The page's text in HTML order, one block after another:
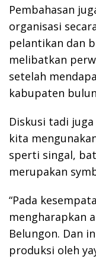
Pembahasan
organisasi
pelantikan dan
melibatkan
setelah
kabupaten
Diskusi tadi
kita
sperti singal,
merupakan
“Pada
mengharapkan
Belungon. Dan
produksi oleh